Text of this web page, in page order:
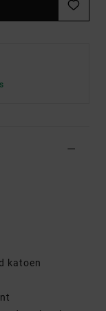
katoen